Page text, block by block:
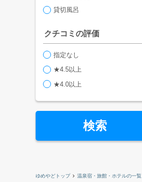
貸切風呂
クチコミの評価
指定なし
★4.5以上
★4.0以上
検索
ゆめやどトップ 温泉宿・旅館・ホテルの一覧